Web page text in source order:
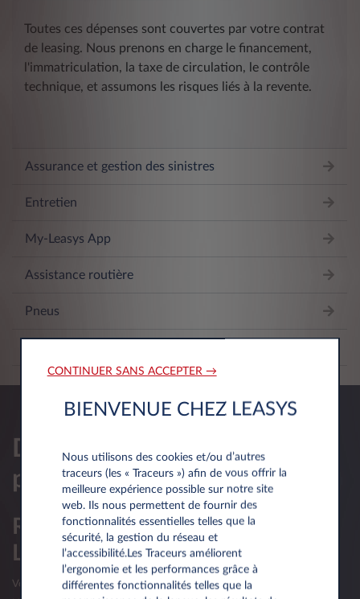
Toutes ces dépenses sont couvertes par votre contrat
de leasing. Nous prenons en charge le financement,
l'immatriculation, la taxe de circulation, le contrôle
technique, et assumons les risques liés à la revente.
Assurance et gestion des sinistres
Entretien
My-Leasys App
Assistance routière
Pneus
Demander une offre
personnalisee
Réservé aux professionnels du
Luxembourg
Votre société luxembourgeoise a moins d’un an d’existence?
CONTINUER SANS ACCEPTER →
BIENVENUE CHEZ LEASYS
Nous utilisons des cookies et/ou d’autres
traceurs (les « Traceurs ») afin de vous offrir la
meilleure expérience possible sur notre site
web. Ils nous permettent de fournir des
fonctionnalités essentielles telles que la
sécurité, la gestion du réseau et
l’accessibilité.Les Traceurs améliorent
l’ergonomie et les performances grâce à
différentes fonctionnalités telles que la